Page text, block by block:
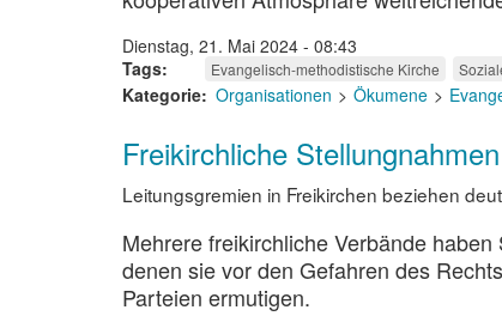
Dienstag, 21. Mai 2024 - 08:43
Tags
Evangelisch-methodistische Kirche
Kategorie Organisationen Ökumene
Freikirchliche
Leitungsgremien in Freikirchen beziehen
Mehrere freikirchliche Verbände
denen sie vor den Gefahren des
Parteien ermutigen.